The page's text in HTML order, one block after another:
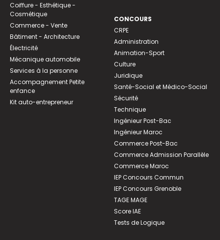
Coiffure - Esthétique -
Cosmétique
Commerce - Vente
Bâtiment - Architecture
Électricité
Mécanique automobile
Services à la personne
Accompagnement Petite
enfance
Kit auto-entrepreneur
CONCOURS
CRPE
Administration
Animation-Sport
Culture
Juridique
Santé-Social et Médico-Social
Sécurité
Technique
Ingénieur Post-Bac
Ingénieur Maroc
Commerce Post-Bac
Commerce Admission Parallèle
Commerce Maroc
IEP Concours Commun
IEP Concours Grenoble
TAGE MAGE
Score IAE
Tests de Logique